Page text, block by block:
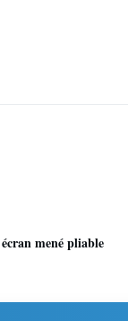
écran mené pliable